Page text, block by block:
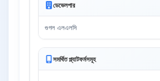
ডেভেলপার
গুগল এলএলসি
সমর্থিত প্ল্যাটফর্মসমূহ